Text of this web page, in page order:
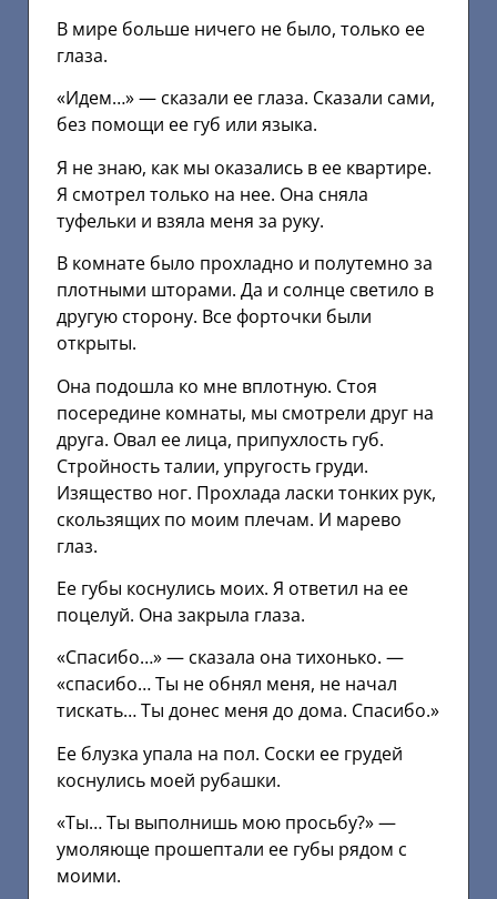
В мире больше ничего не было, только ее
глаза.
«Идем…» — сказали ее глаза. Сказали сами,
без помощи ее губ или языка.
Я не знаю, как мы оказались в ее квартире.
Я смотрел только на нее. Она сняла
туфельки и взяла меня за руку.
В комнате было прохладно и полутемно за
плотными шторами. Да и солнце светило в
другую сторону. Все форточки были
открыты.
Она подошла ко мне вплотную. Стоя
посередине комнаты, мы смотрели друг на
друга. Овал ее лица, припухлость губ.
Стройность талии, упругость груди.
Изящество ног. Прохлада ласки тонких рук,
скользящих по моим плечам. И марево
глаз.
Ее губы коснулись моих. Я ответил на ее
поцелуй. Она закрыла глаза.
«Спасибо…» — сказала она тихонько. —
«спасибо… Ты не обнял меня, не начал
тискать… Ты донес меня до дома. Спасибо.»
Ее блузка упала на пол. Соски ее грудей
коснулись моей рубашки.
«Ты… Ты выполнишь мою просьбу?» —
умоляюще прошептали ее губы рядом с
моими.